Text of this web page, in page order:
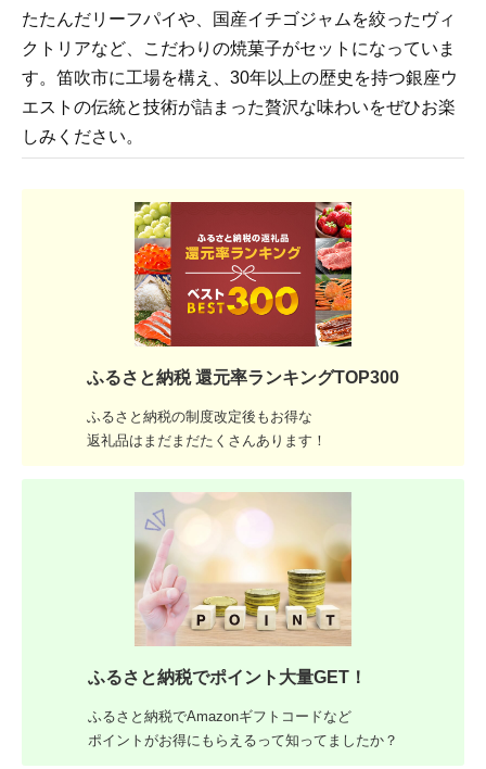
たたんだリーフパイや、国産イチゴジャムを絞ったヴィ
クトリアなど、こだわりの焼菓子がセットになっていま
す。笛吹市に工場を構え、30年以上の歴史を持つ銀座ウ
エストの伝統と技術が詰まった贅沢な味わいをぜひお楽
しみください。
ふるさと納税 還元率ランキングTOP300
ふるさと納税の制度改定後もお得な
返礼品はまだまだたくさんあります！
ふるさと納税でポイント大量GET！
ふるさと納税でAmazonギフトコードなど
ポイントがお得にもらえるって知ってましたか？